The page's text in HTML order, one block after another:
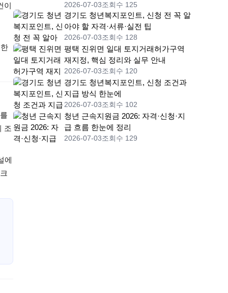
이
조
에
2026-07-03조회수 125
경기도 청년복지포인트, 신청 전 꼭 알
아야 할 자격·서류·실전 팁
2026-07-03조회수 128
평택 진위면 일대 토지거래허가구역
재지정, 핵심 정리와 실무 안내
2026-07-03조회수 120
경기도 청년복지포인트, 신청 조건과
지급 방식 한눈에
2026-07-03조회수 102
청년 근속지원금 2026: 자격·신청·지
급 흐름 한눈에 정리
2026-07-03조회수 129